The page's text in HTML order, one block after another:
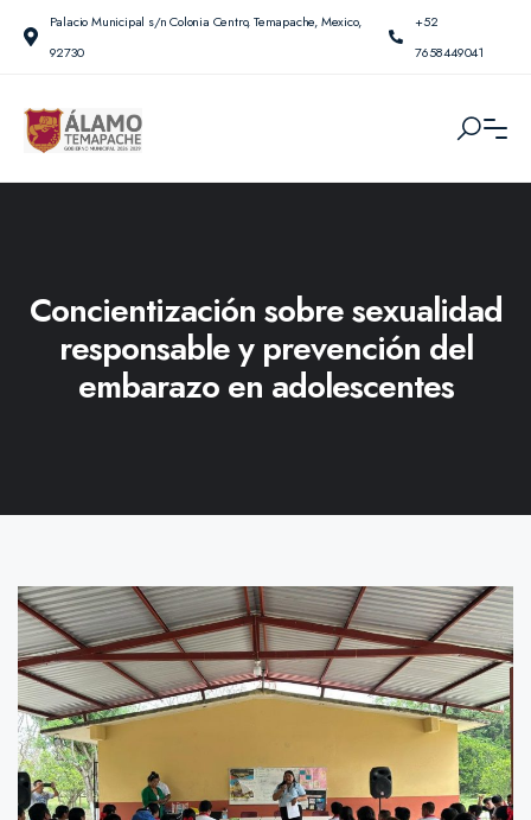
Palacio Municipal s/n Colonia Centro, Temapache, Mexico,
92730
+52
7658449041
Concientización sobre sexualidad
responsable y prevención del
embarazo en adolescentes